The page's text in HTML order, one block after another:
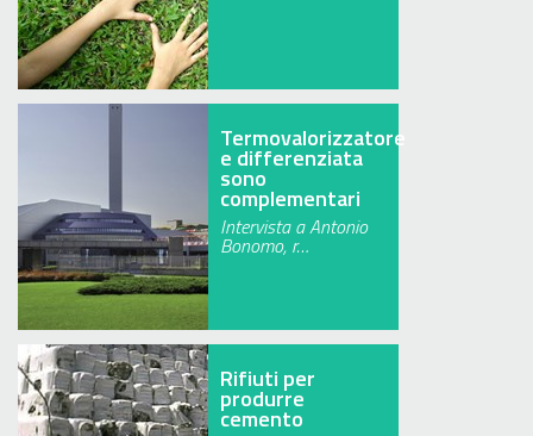
Termovalorizzatore
e differenziata
sono
complementari
Intervista a Antonio
Bonomo, r…
Rifiuti per
produrre
cemento